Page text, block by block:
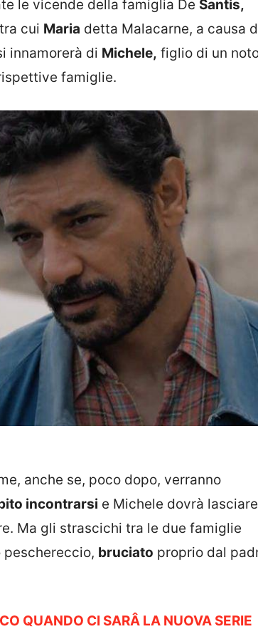
le vicende della famiglia De Santis,
cui Maria detta Malacarne, a causa
innamorerà di Michele, figlio di un
famiglie.
anche se, poco dopo, verranno
incontrarsi e Michele dovrà lasciare
Ma gli strascichi tra le due famiglie
peschereccio, bruciato proprio dal
QUANDO CI SARÂ LA NUOVA SERIE